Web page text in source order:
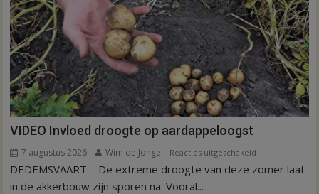
VIDEO Invloed droogte op aardappeloogst
7 augustus 2026 Wim de Jonge Reacties uitgeschakeld
VIDEO
DEDEMSVAART – De extreme droogte van deze zomer laat
in de akkerbouw zijn sporen na. Vooral...